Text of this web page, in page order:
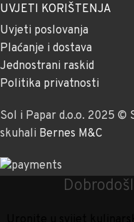
UVJETI KORIŠTENJA
Uvjeti poslovanja
Plaćanje i dostava
Jednostrani raskid
Politika privatnosti
Sol i Papar d.o.o. 2025 ©
skuhali Bernes M&C